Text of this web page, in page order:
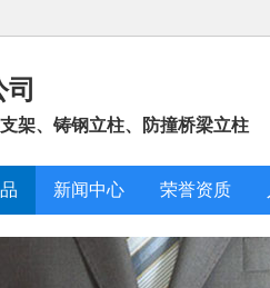
架、铸钢立柱、防撞桥梁立柱
新闻中心 荣誉资质